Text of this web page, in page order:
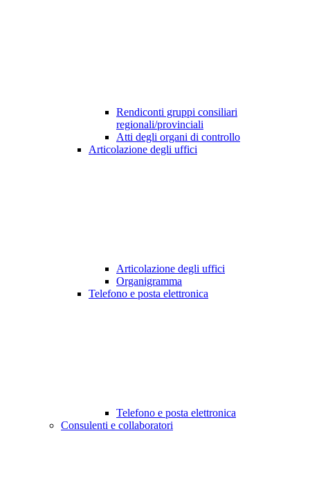
Rendiconti gruppi consiliari
regionali/provinciali
Atti degli organi di controllo
Articolazione degli uffici
Articolazione degli uffici
Organigramma
Telefono e posta elettronica
Telefono e posta elettronica
Consulenti e collaboratori